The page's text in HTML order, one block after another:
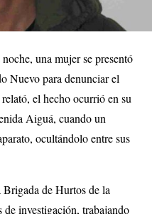
una mujer se presentó
Nuevo para denunciar el
el hecho ocurrió en su
Aiguá, cuando un
ocultándolo entre sus
de Hurtos de la
de investigación, trabajando